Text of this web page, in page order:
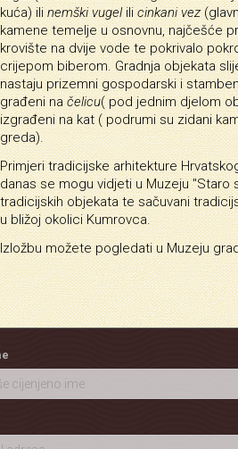
kuća) ilinemški vugelilicinkani vez
kamene temelje u osnovnu, najčešće
krovište na dvije vode te pokrivalo
crijepom biberom. Gradnja objekata
nastaju prizemni gospodarski i
građeni načelicu( pod jednim djelom
izgrađeni na kat ( podrumi su zidani
greda).
Primjeri tradicijske arhitekture
danas se mogu vidjeti u Muzeju "Staro
tradicijskih objekata te sačuvani
u bližoj okolici Kumrovca.
Izložbu možete pogledati u Muzeju